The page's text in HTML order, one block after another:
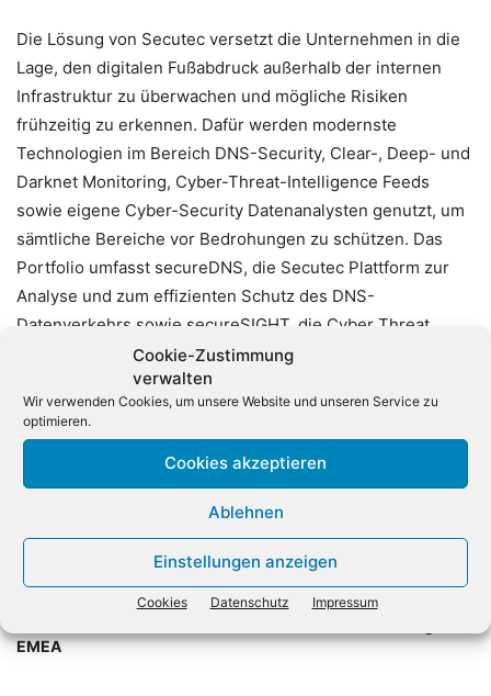
Cookie-Zustimmung
verwalten
Wir verwenden Cookies, um unsere Website und unseren Service zu
optimieren.
Cookies akzeptieren
Ablehnen
Einstellungen anzeigen
Cookies Datenschutz Impressum
Die Lösung von Secutec versetzt die Unternehmen in die
Lage, den digitalen Fußabdruck außerhalb der internen
Infrastruktur zu überwachen und mögliche Risiken
frühzeitig zu erkennen. Dafür werden modernste
Technologien im Bereich DNS-Security, Clear-, Deep- und
Darknet Monitoring, Cyber-Threat-Intelligence Feeds
sowie eigene Cyber-Security Datenanalysten genutzt, um
sämtliche Bereiche vor Bedrohungen zu schützen. Das
Portfolio umfasst secureDNS, die Secutec Plattform zur
Analyse und zum effizienten Schutz des DNS-
Datenverkehrs sowie secureSIGHT, die Cyber Threat
Intelligence Plattform zum permanenten Monitoring von
Nutanix befördert Paulo
EMEA
Amazon rüstet Alexa mit